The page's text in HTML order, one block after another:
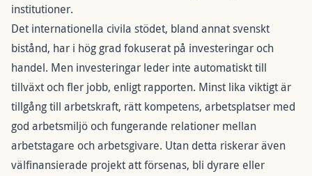
institutioner.
Det internationella civila stödet, bland annat svenskt
bistånd, har i hög grad fokuserat på investeringar och
handel. Men investeringar leder inte automatiskt till
tillväxt och fler jobb, enligt rapporten. Minst lika viktigt är
tillgång till arbetskraft, rätt kompetens, arbetsplatser med
god arbetsmiljö och fungerande relationer mellan
arbetstagare och arbetsgivare. Utan detta riskerar även
välfinansierade projekt att försenas, bli dyrare eller